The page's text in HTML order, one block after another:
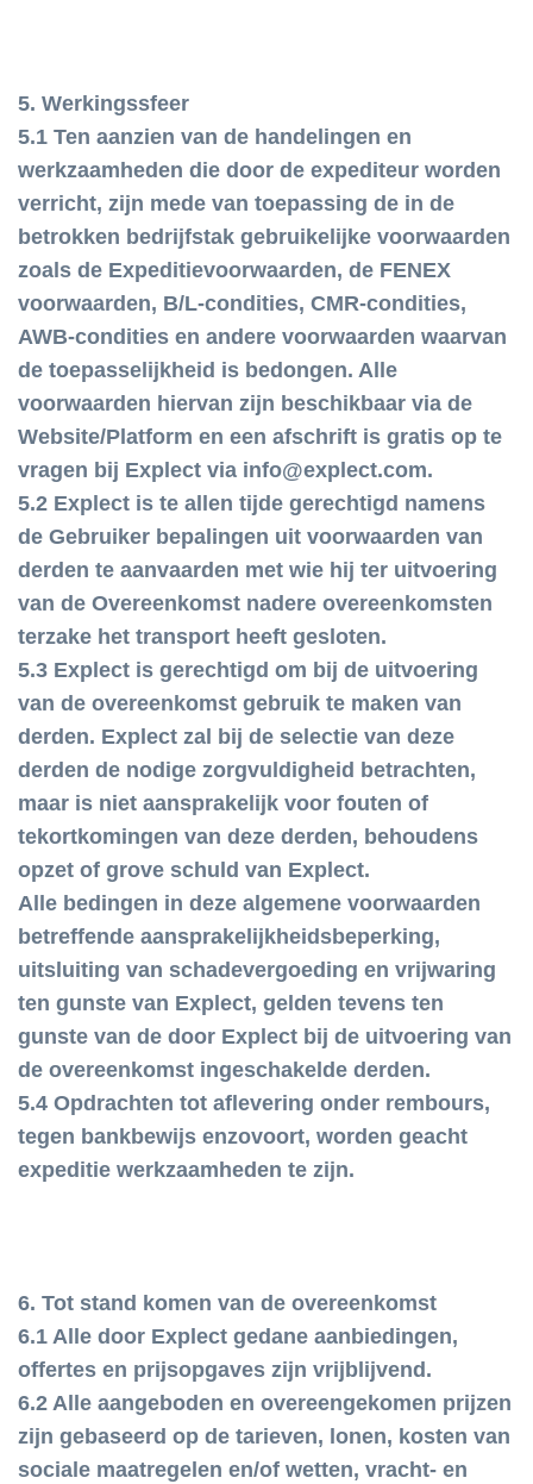
5. Werkingssfeer
5.1 Ten aanzien van de handelingen en
werkzaamheden die door de expediteur worden
verricht, zijn mede van toepassing de in de
betrokken bedrijfstak gebruikelijke voorwaarden
zoals de Expeditievoorwaarden, de FENEX
voorwaarden, B/L-condities, CMR-condities,
AWB-condities en andere voorwaarden waarvan
de toepasselijkheid is bedongen. Alle
voorwaarden hiervan zijn beschikbaar via de
Website/Platform en een afschrift is gratis op te
vragen bij Explect via info@explect.com.
5.2 Explect is te allen tijde gerechtigd namens
de Gebruiker bepalingen uit voorwaarden van
derden te aanvaarden met wie hij ter uitvoering
van de Overeenkomst nadere overeenkomsten
terzake het transport heeft gesloten.
5.3 Explect is gerechtigd om bij de uitvoering
van de overeenkomst gebruik te maken van
derden. Explect zal bij de selectie van deze
derden de nodige zorgvuldigheid betrachten,
maar is niet aansprakelijk voor fouten of
tekortkomingen van deze derden, behoudens
opzet of grove schuld van Explect.
Alle bedingen in deze algemene voorwaarden
betreffende aansprakelijkheidsbeperking,
uitsluiting van schadevergoeding en vrijwaring
ten gunste van Explect, gelden tevens ten
gunste van de door Explect bij de uitvoering van
de overeenkomst ingeschakelde derden.
5.4 Opdrachten tot aflevering onder rembours,
tegen bankbewijs enzovoort, worden geacht
expeditie werkzaamheden te zijn.
6. Tot stand komen van de overeenkomst
6.1 Alle door Explect gedane aanbiedingen,
offertes en prijsopgaves zijn vrijblijvend.
6.2 Alle aangeboden en overeengekomen prijzen
zijn gebaseerd op de tarieven, lonen, kosten van
sociale maatregelen en/of wetten, vracht- en